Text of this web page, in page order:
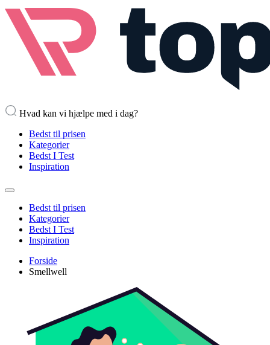
Hvad kan vi hjælpe med i dag?
Bedst til prisen
Kategorier
Bedst I Test
Inspiration
Bedst til prisen
Kategorier
Bedst I Test
Inspiration
Forside
Smellwell